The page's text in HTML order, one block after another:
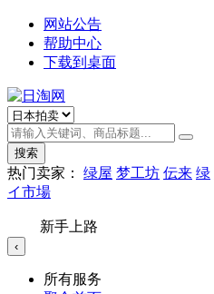
网站公告
帮助中心
下载到桌面
搜索
热门卖家： 绿屋 梦工坊 伝来 绿
イ市場
新手上路
‹
所有服务